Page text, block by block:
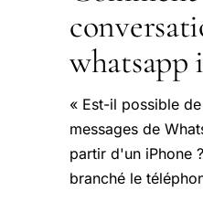
whatsapp
« Est-il possible
messages de
partir d'un iPhone
branché le